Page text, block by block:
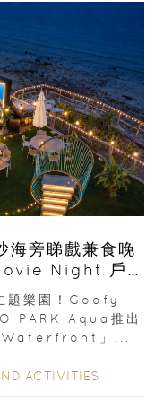
海旁睇戲兼食晚
Night 戶
題樂園！Goofy
PARK Aqua推出
」...
ACTIVITIES